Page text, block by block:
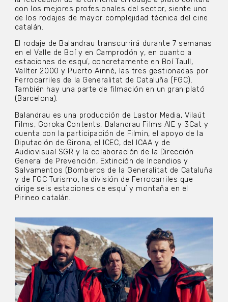
con los mejores profesionales del sector, siente uno
de los rodajes de mayor complejidad técnica del cine
catalán.
El rodaje de Balandrau transcurrirá durante 7 semanas
en el Valle de Boí y en Camprodón y, en cuanto a
estaciones de esquí, concretamente en Boí Taüll,
Vallter 2000 y Puerto Ainné, las tres gestionadas por
Ferrocarriles de la Generalitat de Cataluña (FGC).
También hay una parte de filmación en un gran plató
(Barcelona).
Balandrau es una producción de Lastor Media, Vilaüt
Films, Goroka Contents, Balandrau Films AIE y 3Cat y
cuenta con la participación de Filmin, el apoyo de la
Diputación de Girona, el ICEC, del ICAA y de
Audiovisual SGR y la colaboración de la Dirección
General de Prevención, Extinción de Incendios y
Salvamentos (Bomberos de la Generalitat de Cataluña
y de FGC Turismo, la división de Ferrocarriles que
dirige seis estaciones de esquí y montaña en el
Pirineo catalán.